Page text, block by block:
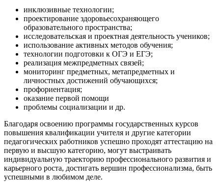
инклюзивные технологии;
проектирование здоровьесохраняющего
образовательного пространства;
исследовательская и проектная деятельность учеников;
использование активных методов обучения;
технологии подготовки к ОГЭ и ЕГЭ;
реализация межпредметных связей;
мониторинг предметных, метапредметных и
личностных достижений обучающихся;
профориентация;
оказание первой помощи
проблемы социализации и др.
Благодаря освоению программы государственных курсов
повышения квалификации учителя и другие категории
педагогических работников успешно проходят аттестацию на
первую и высшую категорию, могут выстраивать
индивидуальную траекторию профессионального развития и
карьерного роста, достигать вершин профессионализма, быть
успешными в любимом деле.